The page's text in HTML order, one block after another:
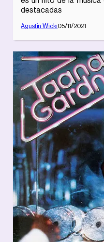
destacadas
Agustín Wicki05/11/2021